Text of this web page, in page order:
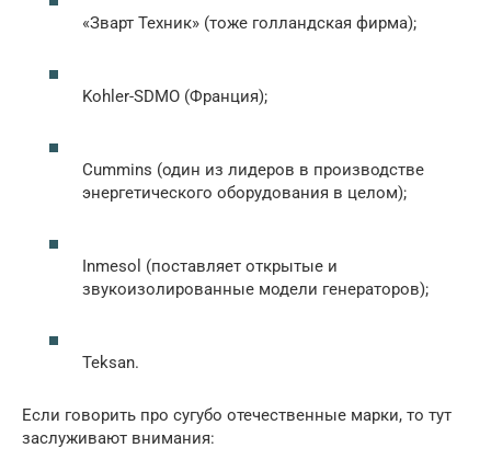
«Зварт Техник» (тоже голландская фирма);
Kohler-SDMO (Франция);
Cummins (один из лидеров в производстве
энергетического оборудования в целом);
Inmesol (поставляет открытые и
звукоизолированные модели генераторов);
Teksan.
Если говорить про сугубо отечественные марки, то тут
заслуживают внимания: